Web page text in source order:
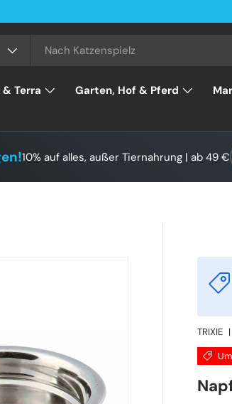
Terra Garten, Hof & Pferd
10% auf alles, außer Tiernahrung | ab 49 €
TRIXIE